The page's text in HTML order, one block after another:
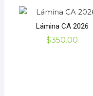
Lámina CA 2026
$350.00